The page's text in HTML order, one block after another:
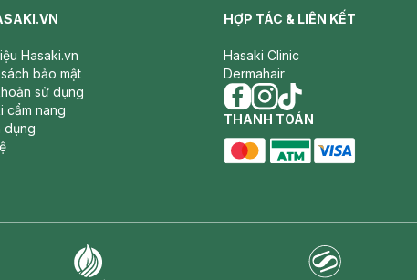
Hasaki.vn
bảo mật
sử dụng
cẩm nang
dụng
HỢP TÁC & LIÊN KẾT
Hasaki Clinic
Dermahair
facebook
instagram
tiktok
THANH TOÁN